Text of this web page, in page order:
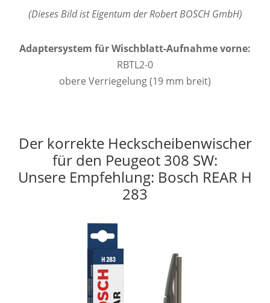
(Dieses Bild ist Eigentum der Robert BOSCH GmbH)
Adaptersystem für Wischblatt-Aufnahme vorne:
RBTL2-0
obere Verriegelung (19 mm breit)
Der korrekte Heckscheibenwischer
für den Peugeot 308 SW:
Unsere Empfehlung: Bosch REAR H
283